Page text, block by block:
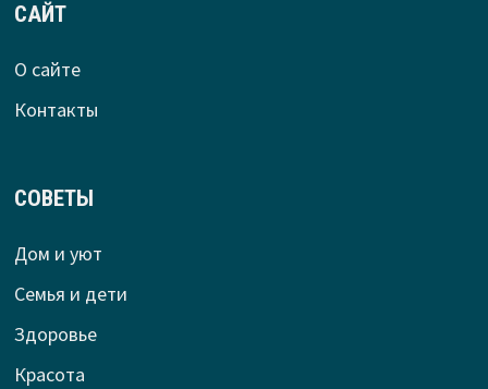
САЙТ
О сайте
Контакты
СОВЕТЫ
Дом и уют
Семья и дети
Здоровье
Красота